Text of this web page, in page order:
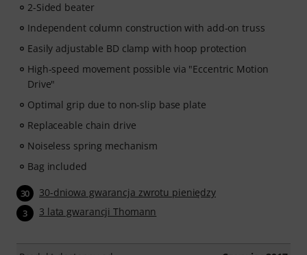
2-Sided beater
Independent column construction with add-on truss
Easily adjustable BD clamp with hoop protection
High-speed movement possible via "Eccentric Motion
Drive"
Optimal grip due to non-slip base plate
Replaceable chain drive
Noiseless spring mechanism
Bag included
30 30-dniowa gwarancja zwrotu pieniędzy
3 3 lata gwarancji Thomann